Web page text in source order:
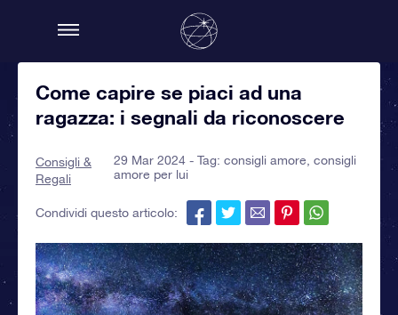
Come capire se piaci ad una
ragazza: i segnali da riconoscere
Consigli &
Regali
29 Mar 2024 - Tag: consigli amore consigli
amore per lui
Condividi questo articolo: